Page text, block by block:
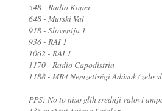
548 - Radio Koper
648 - Murski Val
918 - Slovenija 1
936 - RAI 1
1062 - RAI 1
1170 - Radio Capodistria
1188 - MR4 Nemzetiségi Adások (zelo
PPS: No to niso glih srednji valovi